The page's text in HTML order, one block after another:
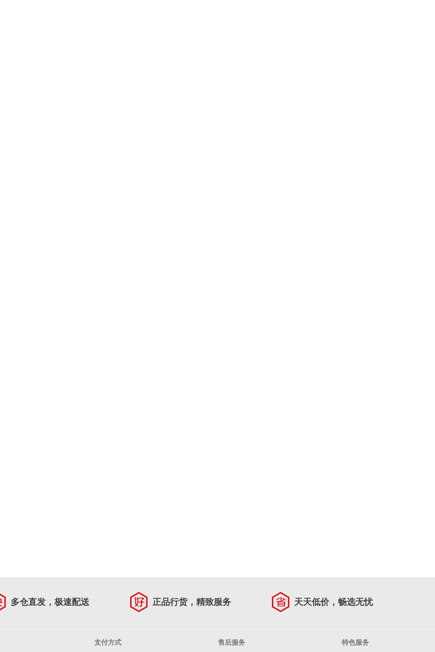
多仓直发，极速配送 正品行货，精致服务 天天低价，畅选无忧
支付方式 售后服务 特色服务